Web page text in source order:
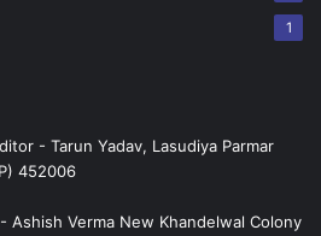
1
- Tarun Yadav, Lasudiya Parmar
452006
Verma New Khandelwal Colony